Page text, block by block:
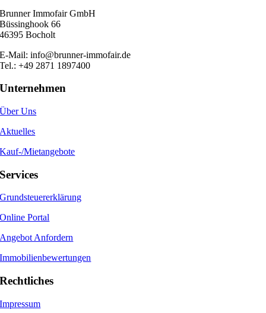
Brunner Immofair GmbH
Büssinghook 66
46395 Bocholt
E-Mail: info@brunner-immofair.de
Tel.: +49 2871 1897400
Unternehmen
Über Uns
Aktuelles
Kauf-/Mietangebote
Services
Grundsteuererklärung
Online Portal
Angebot Anfordern
Immobilienbewertungen
Rechtliches
Impressum